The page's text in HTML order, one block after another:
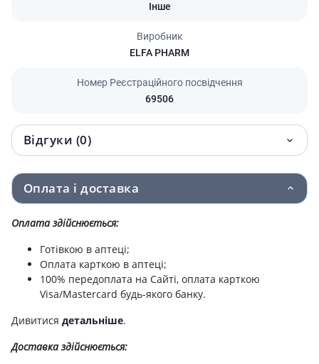
Інше
Виробник
ELFA PHARM
Номер Реєстраційного посвідчення
69506
Відгуки (0)
Оплата і доставка
Оплата здійснюється:
Готівкою в аптеці;
Оплата карткою в аптеці;
100% передоплата на Сайті, оплата карткою
Visa/Mastercard будь-якого банку.
Дивитися детальніше.
Доставка здійснюється: